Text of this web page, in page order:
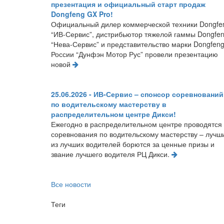
презентация и официальный старт продаж
Dongfeng GX Pro!
Официальный дилер коммерческой техники
“ИВ-Сервис”, дистрибьютор тяжелой гаммы
“Нева-Сервис” и представительство марки
России “Дунфэн Мотор Рус” провели презентацию
новой
25.06.2026 - ИВ-Сервис – спонсор соревнований
по водительскому мастерству в
распределительном центре Дикси!
Ежегодно в распределительном центре проводятся
соревнования по водительскому мастерству –
из лучших водителей борются за ценные призы и
звание лучшего водителя РЦ Дикси.
Все новости
Теги